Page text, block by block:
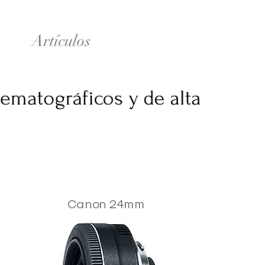
Artículos
y de alta
Canon 24mm